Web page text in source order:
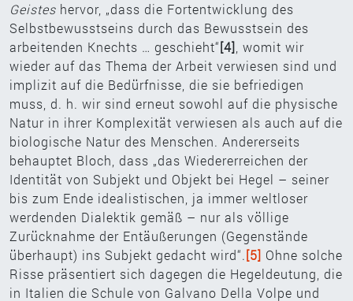
Geistes hervor, „dass die Fortentwicklung des
Selbstbewusstseins durch das Bewusstsein des
arbeitenden Knechts … geschieht“[4] , womit wir
wieder auf das Thema der Arbeit verwiesen sind und
implizit auf die Bedürfnisse, die sie befriedigen
muss, d. h. wir sind erneut sowohl auf die physische
Natur in ihrer Komplexität verwiesen als auch auf die
biologische Natur des Menschen. Andererseits
behauptet Bloch, dass „das Wiedererreichen der
Identität von Subjekt und Objekt bei Hegel – seiner
bis zum Ende idealistischen, ja immer weltloser
werdenden Dialektik gemäß – nur als völlige
Zurücknahme der Entäußerungen (Gegenstände
überhaupt) ins Subjekt gedacht wird“.[5] Ohne solche
Risse präsentiert sich dagegen die Hegeldeutung, die
in Italien die Schule von Galvano Della Volpe und